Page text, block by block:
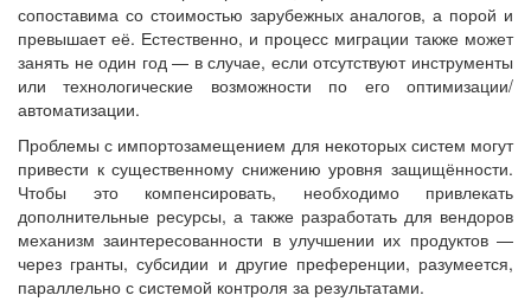
сопоставима со стоимостью зарубежных аналогов, а порой и
превышает её. Естественно, и процесс миграции также может
занять не один год — в случае, если отсутствуют инструменты
или технологические возможности по его оптимизации/
автоматизации.
Проблемы с импортозамещением для некоторых систем могут
привести к существенному снижению уровня защищённости.
Чтобы это компенсировать, необходимо привлекать
дополнительные ресурсы, а также разработать для вендоров
механизм заинтересованности в улучшении их продуктов —
через гранты, субсидии и другие преференции, разумеется,
параллельно с системой контроля за результатами.